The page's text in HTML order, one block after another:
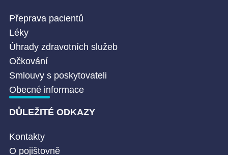
Přeprava pacientů
Léky
Úhrady zdravotních služeb
Očkování
Smlouvy s poskytovateli
Obecné informace
DŮLEŽITÉ ODKAZY
Kontakty
O pojištovně